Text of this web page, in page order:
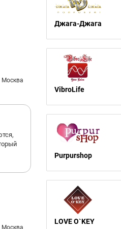
Джага-Джага
VibroLife
Purpurshop
LOVE O`KEY
Москва
Москва